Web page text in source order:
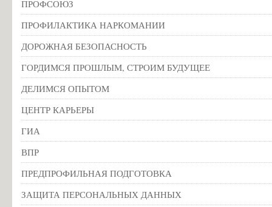
ПРОФСОЮЗ
ПРОФИЛАКТИКА НАРКОМАНИИ
ДОРОЖНАЯ БЕЗОПАСНОСТЬ
ГОРДИМСЯ ПРОШЛЫМ, СТРОИМ БУДУЩЕЕ
ДЕЛИМСЯ ОПЫТОМ
ЦЕНТР КАРЬЕРЫ
ГИА
ВПР
ПРЕДПРОФИЛЬНАЯ ПОДГОТОВКА
ЗАЩИТА ПЕРСОНАЛЬНЫХ ДАННЫХ